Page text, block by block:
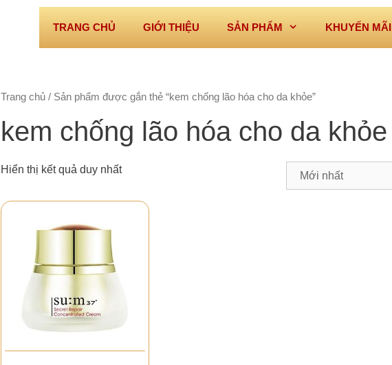
TRANG CHỦ GIỚI THIỆU SẢN PHẨM KHUYẾN MÃI
Trang chủ/ Sản phẩm được gắn thẻ “kem chống lão hóa cho da khỏe”
kem chống lão hóa cho da khỏe
Hiển thị kết quả duy nhất